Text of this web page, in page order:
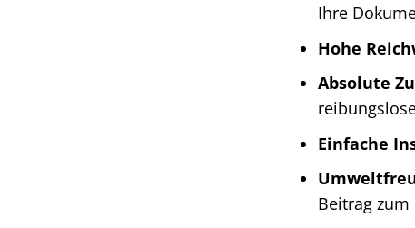
Ihre
Hohe
Absolute
Einfache
Beitrag